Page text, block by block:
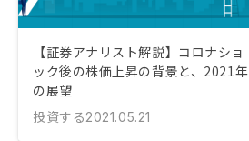
【証券アナリスト解説】コロナショ
ック後の株価上昇の背景と、2021年
の展望
投資する2021.05.21